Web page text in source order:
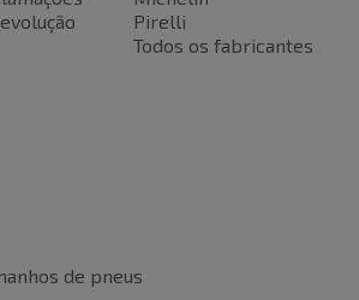
Pirelli
Todos os fabricantes
de pneus